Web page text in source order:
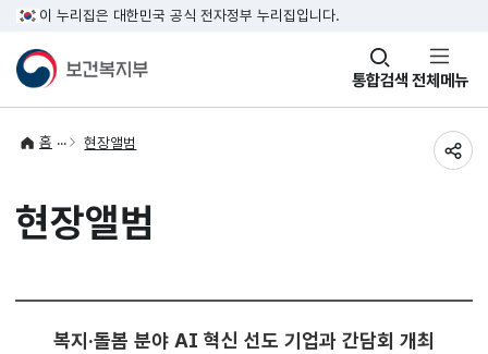
이 누리집은 대한민국 공식 전자정부 누리집입니다.
통합검색
창
열기 전체메뉴
홈 현장앨범
현장앨범
복지·돌봄 분야 AI 혁신 선도 기업과 간담회 개최